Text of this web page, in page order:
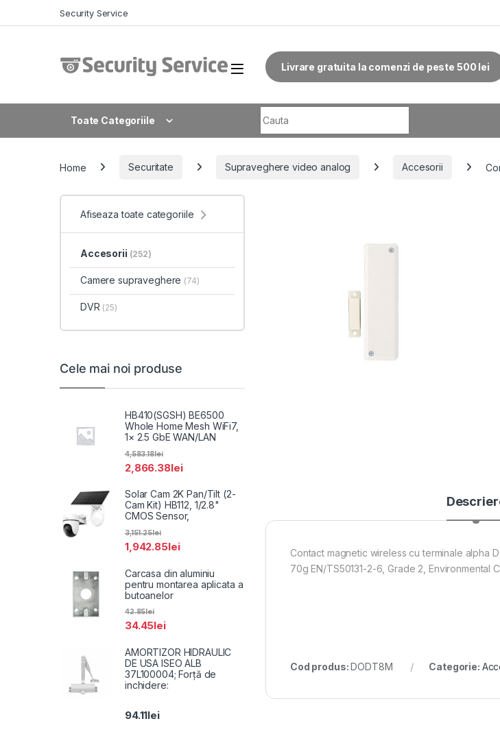
Security Service
Livrare gratuita la comenzi de peste 500 lei
Toate Categoriile
Home Securitate Supraveghere video analog Accesorii
Contact magnetic wireless cu terminale alpha
70g EN/TS50131-2-6, Grade 2, Environmental
Cod produs:DODT8M Categorie:
Afiseaza toate categoriile
Accesorii (252)
Camere supraveghere (74)
DVR (25)
Cele mai noi produse
HB410(SGSH) BE6500
Whole Home Mesh WiFi7,
1× 2.5 GbE WAN/LAN
2,866.38lei
4,583.18lei
Solar Cam 2K Pan/Tilt (2-
Cam Kit) HB112, 1/2.8"
CMOS Sensor,
1,942.85lei
3,151.25lei
Carcasa din aluminiu
pentru montarea aplicata a
butoanelor
34.45lei
42.85lei
AMORTIZOR HIDRAULIC
DE USA ISEO ALB
37L100004; Forță de
inchidere:
94.11lei